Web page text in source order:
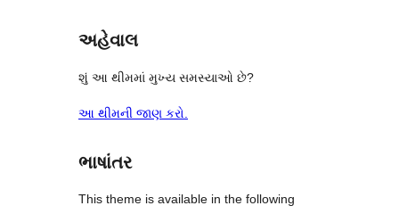
અહેવાલ
શું આ થીમમાં મુખ્ય સમસ્યાઓ છે?
આ થીમની જાણ કરો.
ભાષાંતર
This theme is available in the following